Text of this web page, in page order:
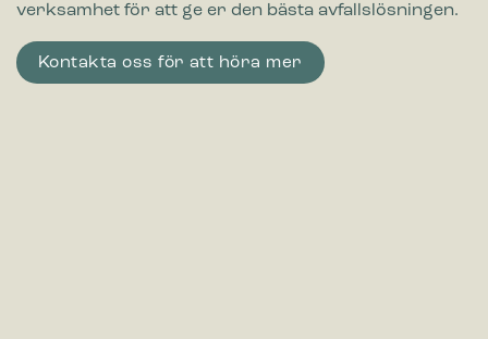
verksamhet för att ge er den bästa avfallslösningen.
Kontakta oss för att höra mer